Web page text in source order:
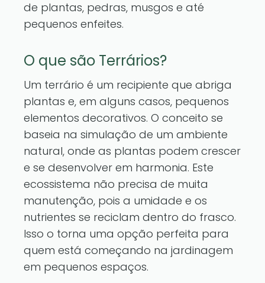
de plantas, pedras, musgos e até
pequenos enfeites.
O que são Terrários?
Um terrário é um recipiente que abriga
plantas e, em alguns casos, pequenos
elementos decorativos. O conceito se
baseia na simulação de um ambiente
natural, onde as plantas podem crescer
e se desenvolver em harmonia. Este
ecossistema não precisa de muita
manutenção, pois a umidade e os
nutrientes se reciclam dentro do frasco.
Isso o torna uma opção perfeita para
quem está começando na jardinagem
em pequenos espaços.